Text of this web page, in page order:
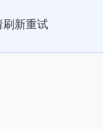
刷新重试